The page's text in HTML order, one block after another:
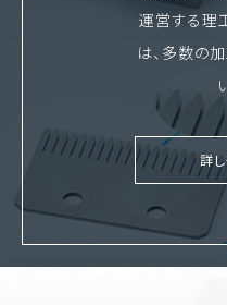
運営する理
は、多数の
詳